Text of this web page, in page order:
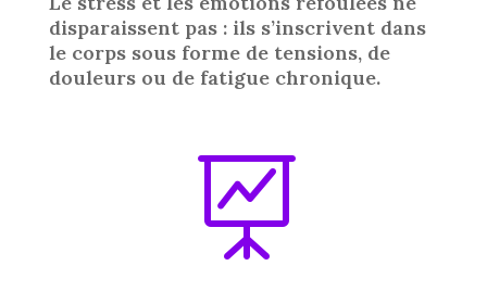
disparaissent pas : ils s’inscrivent dans
le corps sous forme de tensions, de
douleurs ou de fatigue chronique.
